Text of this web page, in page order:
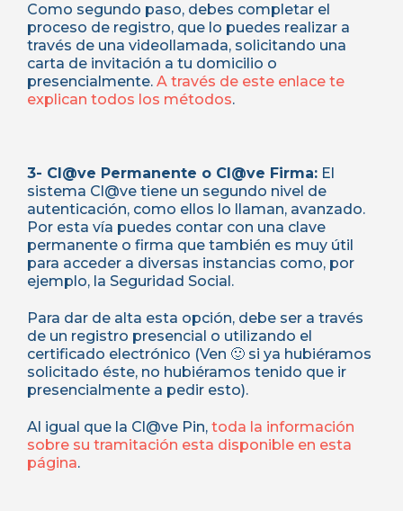
Como segundo paso, debes completar el
proceso de registro, que lo puedes realizar a
través de una videollamada, solicitando una
carta de invitación a tu domicilio o
presencialmente. A través de este enlace te
explican todos los métodos.
3- Cl@ve Permanente o Cl@ve Firma: El
sistema Cl@ve tiene un segundo nivel de
autenticación, como ellos lo llaman, avanzado.
Por esta vía puedes contar con una clave
permanente o firma que también es muy útil
para acceder a diversas instancias como, por
ejemplo, la Seguridad Social.
Para dar de alta esta opción, debe ser a través
de un registro presencial o utilizando el
certificado electrónico (Ven 🙂 si ya hubiéramos
solicitado éste, no hubiéramos tenido que ir
presencialmente a pedir esto).
Al igual que la Cl@ve Pin, toda la información
sobre su tramitación esta disponible en esta
página.